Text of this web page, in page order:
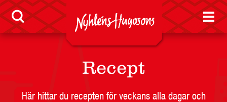
Jobb
Nyheter
Recept
Här hittar du recepten för veckans alla dagar och